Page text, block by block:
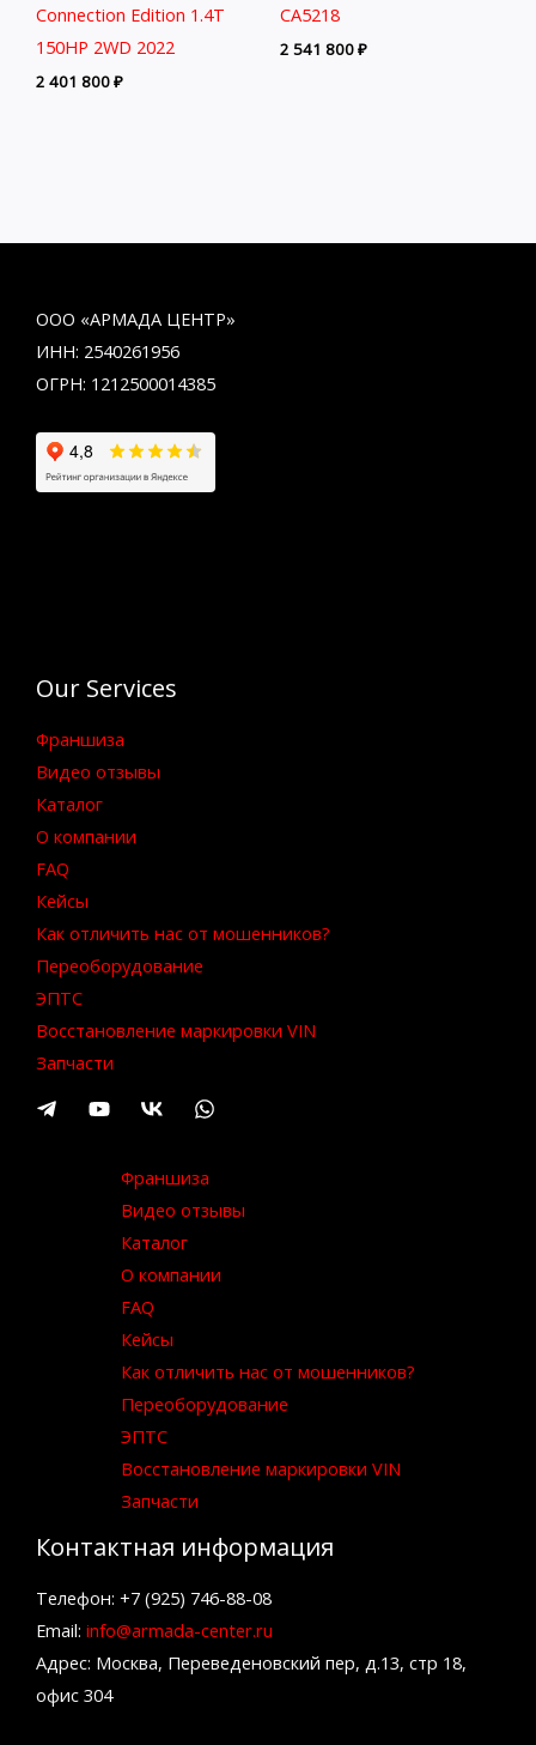
Connection Edition 1.4T
150HP 2WD 2022
2 401 800₽
CA5218
2 541 800₽
ООО «АРМАДА ЦЕНТР»
ИНН: 2540261956
ОГРН: 1212500014385
Our Services
Франшиза
Видео отзывы
Каталог
О компании
FAQ
Кейсы
Как отличить нас от мошенников?
Переоборудование
ЭПТС
Восстановление маркировки VIN
Запчасти
Франшиза
Видео отзывы
Каталог
О компании
FAQ
Кейсы
Как отличить нас от мошенников?
Переоборудование
ЭПТС
Восстановление маркировки VIN
Запчасти
Контактная информация
Телефон: +7 (925) 746-88-08
Email: info@armada-center.ru
Адрес: Москва, Переведеновский пер, д.13, стр 18,
офис 304